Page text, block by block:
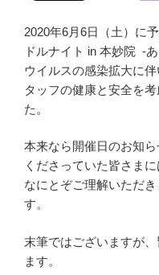
2020年6月6日（土）に
ドルナイト in 本妙院 -
ウイルスの感染拡大に
タッフの健康と安全を
た。
本来なら開催日のお知
くださっていた皆さま
なにとぞご理解いただ
す。
末筆ではございますが
ます。